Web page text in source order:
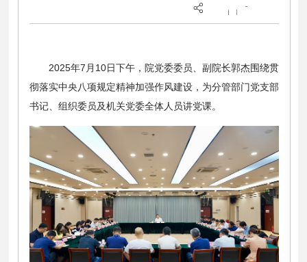
2025年7月10日下午，院党委委员、副院长郭杰围绕贯
彻落实中央八项规定精神加强作风建设，为分管部门党支部
书记、组织委员及机关党委全体人员讲党课。